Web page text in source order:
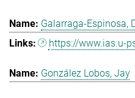
Galarraga-Espinosa,
https://www.ias.u-
González Lobos, Jay